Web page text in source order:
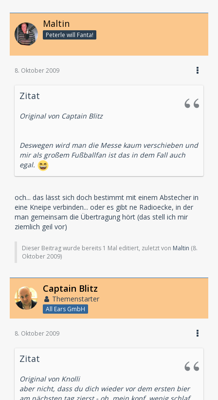
Maltin
Peterle will Fanta!
8. Oktober 2009
Zitat
Original von Captain Blitz
Deswegen wird man die Messe kaum verschieben und
mir als großem Fußballfan ist das in dem Fall auch
egal.
och... das lässt sich doch bestimmt mit einem Abstecher in
eine Kneipe verbinden... oder es gibt ne Radioecke, in der
man gemeinsam die Übertragung hört (das stell ich mir
ziemlich geil vor)
Dieser Beitrag wurde bereits 1 Mal editiert, zuletzt von Maltin (8.
Oktober 2009)
Captain Blitz
Themenstarter
All Ears GmbH
8. Oktober 2009
Zitat
Original von Knolli
aber nicht, dass du dich wieder vor dem ersten bier